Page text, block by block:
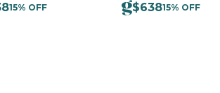
15% OFF
$63815% OFF